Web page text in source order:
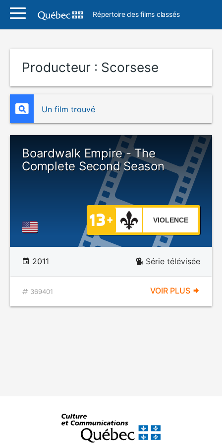
Répertoire des films classés
Producteur : Scorsese
Un film trouvé
Boardwalk Empire - The
Complete Second Season
VIOLENCE
2011 Série télévisée
369401 VOIR PLUS